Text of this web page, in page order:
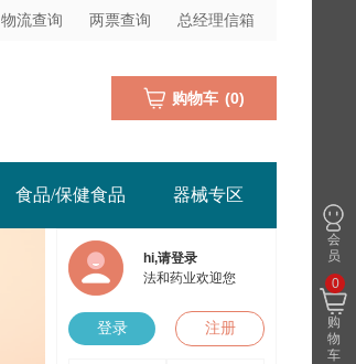
物流查询 两票查询 总经理信箱
购物车 (0)
食品/保健食品 器械专区
hi,请登录
法和药业欢迎您
登录 注册
会
员
购
物
车
0